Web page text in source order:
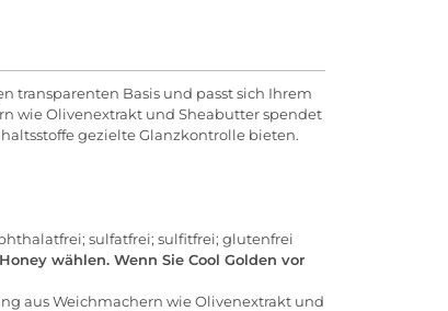
transparenten Basis und passt sich Ihrem
wie Olivenextrakt und Sheabutter spendet
gezielte Glanzkontrolle bieten.
sulfatfrei; sulfitfrei; glutenfrei
wählen. Wenn Sie Cool Golden vor
aus Weichmachern wie Olivenextrakt und